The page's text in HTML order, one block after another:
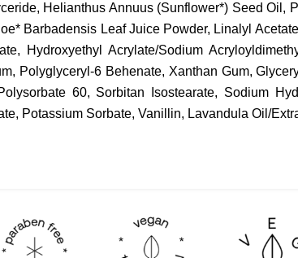
Helianthus Annuus (Sunflower*) Seed Oil,
Barbadensis Leaf Juice Powder, Linalyl
Hydroxyethyl Acrylate/Sodium
Polyglyceryl-6 Behenate, Xanthan Gum,
60, Sorbitan Isostearate, Sodium
Potassium Sorbate, Vanillin, Lavandula Oil/